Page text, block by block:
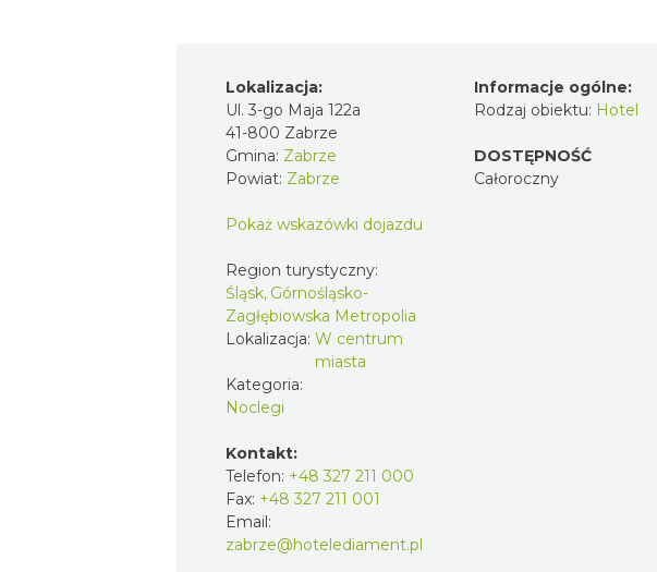
Lokalizacja:
Ul. 3-go Maja 122a
41-800 Zabrze
Gmina: Zabrze
Powiat: Zabrze
Pokaż wskazówki dojazdu
Region turystyczny:
Śląsk, Górnośląsko-
Zagłębiowska Metropolia
Lokalizacja: W centrum
miasta
Kategoria:
Noclegi
Kontakt:
Telefon: +48 327 211 000
Fax: +48 327 211 001
Email:
zabrze@hotelediament.pl
Informacje ogólne:
Rodzaj obiektu: Hotel
DOSTĘPNOŚĆ
Całoroczny